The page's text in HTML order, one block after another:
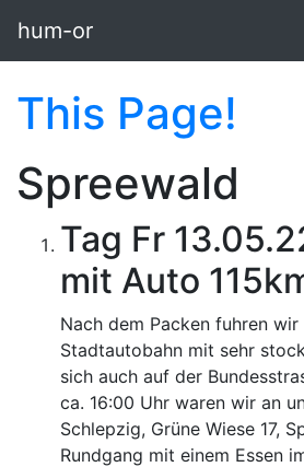
hum-or
This Page!
Spreewald
Tag Fr
mit Auto
Nach dem Packen fuhren
Stadtautobahn mit sehr
sich auch auf der
ca. 16:00 Uhr waren wir an
Schlepzig, Grüne Wiese 17,
Rundgang mit einem Essen